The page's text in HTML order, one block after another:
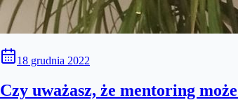
18 grudnia 2022
Czy uważasz, że mentoring